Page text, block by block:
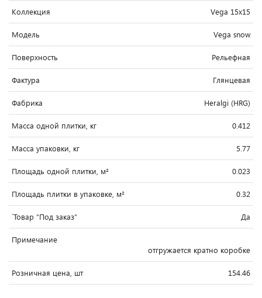
Коллекция Vega 15x15
Модель Vega snow
Поверхность Рельефная
Фактура Глянцевая
Фабрика Heralgi (HRG)
Масса одной плитки, кг 0.412
Масса упаковки, кг 5.77
Площадь одной плитки, м² 0.023
Площадь плитки в упаковке, м² 0.32
`Товар "Под заказ" Да
Примечание
отгружается кратно коробке
Розничная цена, шт 154.46